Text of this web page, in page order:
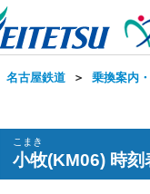
名古屋鉄道 ＞ 乗換案内
こまき
小牧(KM06) 時刻